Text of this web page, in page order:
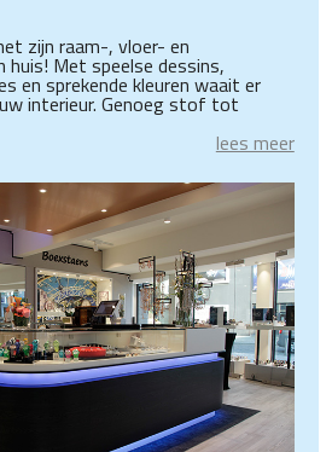
zijn raam-, vloer- en
huis! Met speelse dessins,
en sprekende kleuren waait er
interieur. Genoeg stof tot
lees meer